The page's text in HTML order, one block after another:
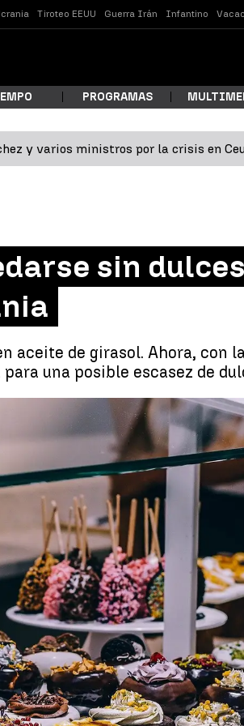
Tiroteo EEUU Guerra Irán Infantino
PROGRAMAS
y varios ministros por la crisis en
sin
aceite de girasol. Ahora, con
una posible escasez de